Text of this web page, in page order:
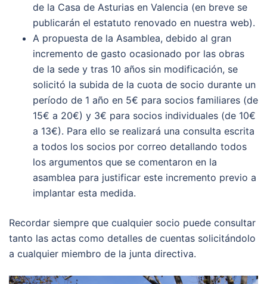
de la Casa de Asturias en Valencia (en breve se
publicarán el estatuto renovado en nuestra web).
A propuesta de la Asamblea, debido al gran
incremento de gasto ocasionado por las obras
de la sede y tras 10 años sin modificación, se
solicitó la subida de la cuota de socio durante un
período de 1 año en 5€ para socios familiares (de
15€ a 20€) y 3€ para socios individuales (de 10€
a 13€). Para ello se realizará una consulta escrita
a todos los socios por correo detallando todos
los argumentos que se comentaron en la
asamblea para justificar este incremento previo a
implantar esta medida.
Recordar siempre que cualquier socio puede consultar
tanto las actas como detalles de cuentas solicitándolo
a cualquier miembro de la junta directiva.